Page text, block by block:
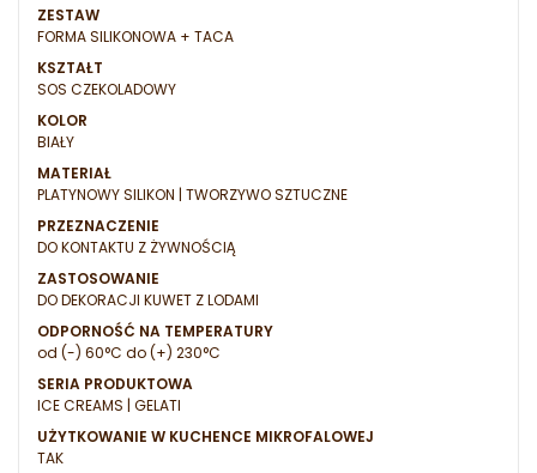
ZESTAW
FORMA SILIKONOWA + TACA
KSZTAŁT
SOS CZEKOLADOWY
KOLOR
BIAŁY
MATERIAŁ
PLATYNOWY SILIKON | TWORZYWO SZTUCZNE
PRZEZNACZENIE
DO KONTAKTU Z ŻYWNOŚCIĄ
ZASTOSOWANIE
DO DEKORACJI KUWET Z LODAMI
ODPORNOŚĆ NA TEMPERATURY
od (-) 60°C do (+) 230°C
SERIA PRODUKTOWA
ICE CREAMS | GELATI
UŻYTKOWANIE W KUCHENCE MIKROFALOWEJ
TAK